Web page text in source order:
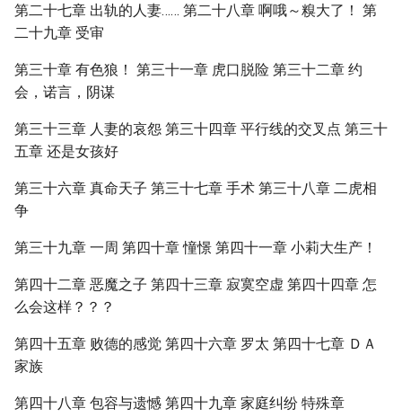
第二十七章 出轨的人妻…… 第二十八章 啊哦～糗大了！ 第
二十九章 受审
第三十章 有色狼！ 第三十一章 虎口脱险 第三十二章 约
会，诺言，阴谋
第三十三章 人妻的哀怨 第三十四章 平行线的交叉点 第三十
五章 还是女孩好
第三十六章 真命天子 第三十七章 手术 第三十八章 二虎相
争
第三十九章 一周 第四十章 憧憬 第四十一章 小莉大生产！
第四十二章 恶魔之子 第四十三章 寂寞空虚 第四十四章 怎
么会这样？？？
第四十五章 败德的感觉 第四十六章 罗太 第四十七章 ＤＡ
家族
第四十八章 包容与遗憾 第四十九章 家庭纠纷 特殊章